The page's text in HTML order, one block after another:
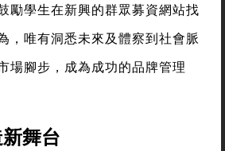
勵學生在新興的群眾募資網站找
，唯有洞悉未來及體察到社會脈
場腳步，成為成功的品牌管理
舞台